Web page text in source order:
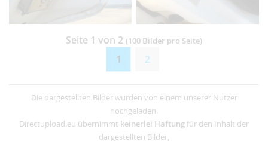
Seite 1 von 2 (100 Bilder pro Seite)
1 2
Die dargestellten Bilder wurden von einem unserer Nutzer
hochgeladen.
Directupload.eu übernimmt keinerlei Haftung für den Inhalt der
dargestellten Bilder,